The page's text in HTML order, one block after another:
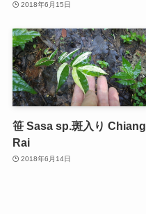
2018年6月15日
笹 Sasa sp.斑入り Chiang
Rai
2018年6月14日